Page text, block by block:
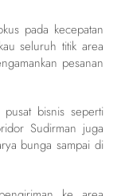
pada kecepatan
seluruh titik area
pesanan
bisnis seperti
Sudirman juga
bunga sampai di